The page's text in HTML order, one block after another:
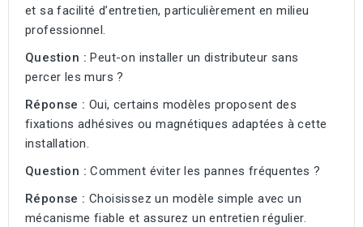
et sa facilité d’entretien, particulièrement en milieu
professionnel.
Question : Peut-on installer un distributeur sans
percer les murs ?
Réponse : Oui, certains modèles proposent des
fixations adhésives ou magnétiques adaptées à cette
installation.
Question : Comment éviter les pannes fréquentes ?
Réponse : Choisissez un modèle simple avec un
mécanisme fiable et assurez un entretien régulier.